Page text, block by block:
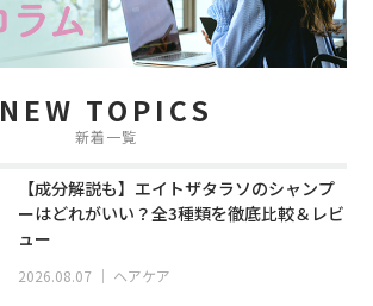
NEW TOPICS
新着一覧
【成分解説も】エイトザタラソのシャンプ
ーはどれがいい？全3種類を徹底比較＆レビ
ュー
2026.08.07 ｜ ヘアケア